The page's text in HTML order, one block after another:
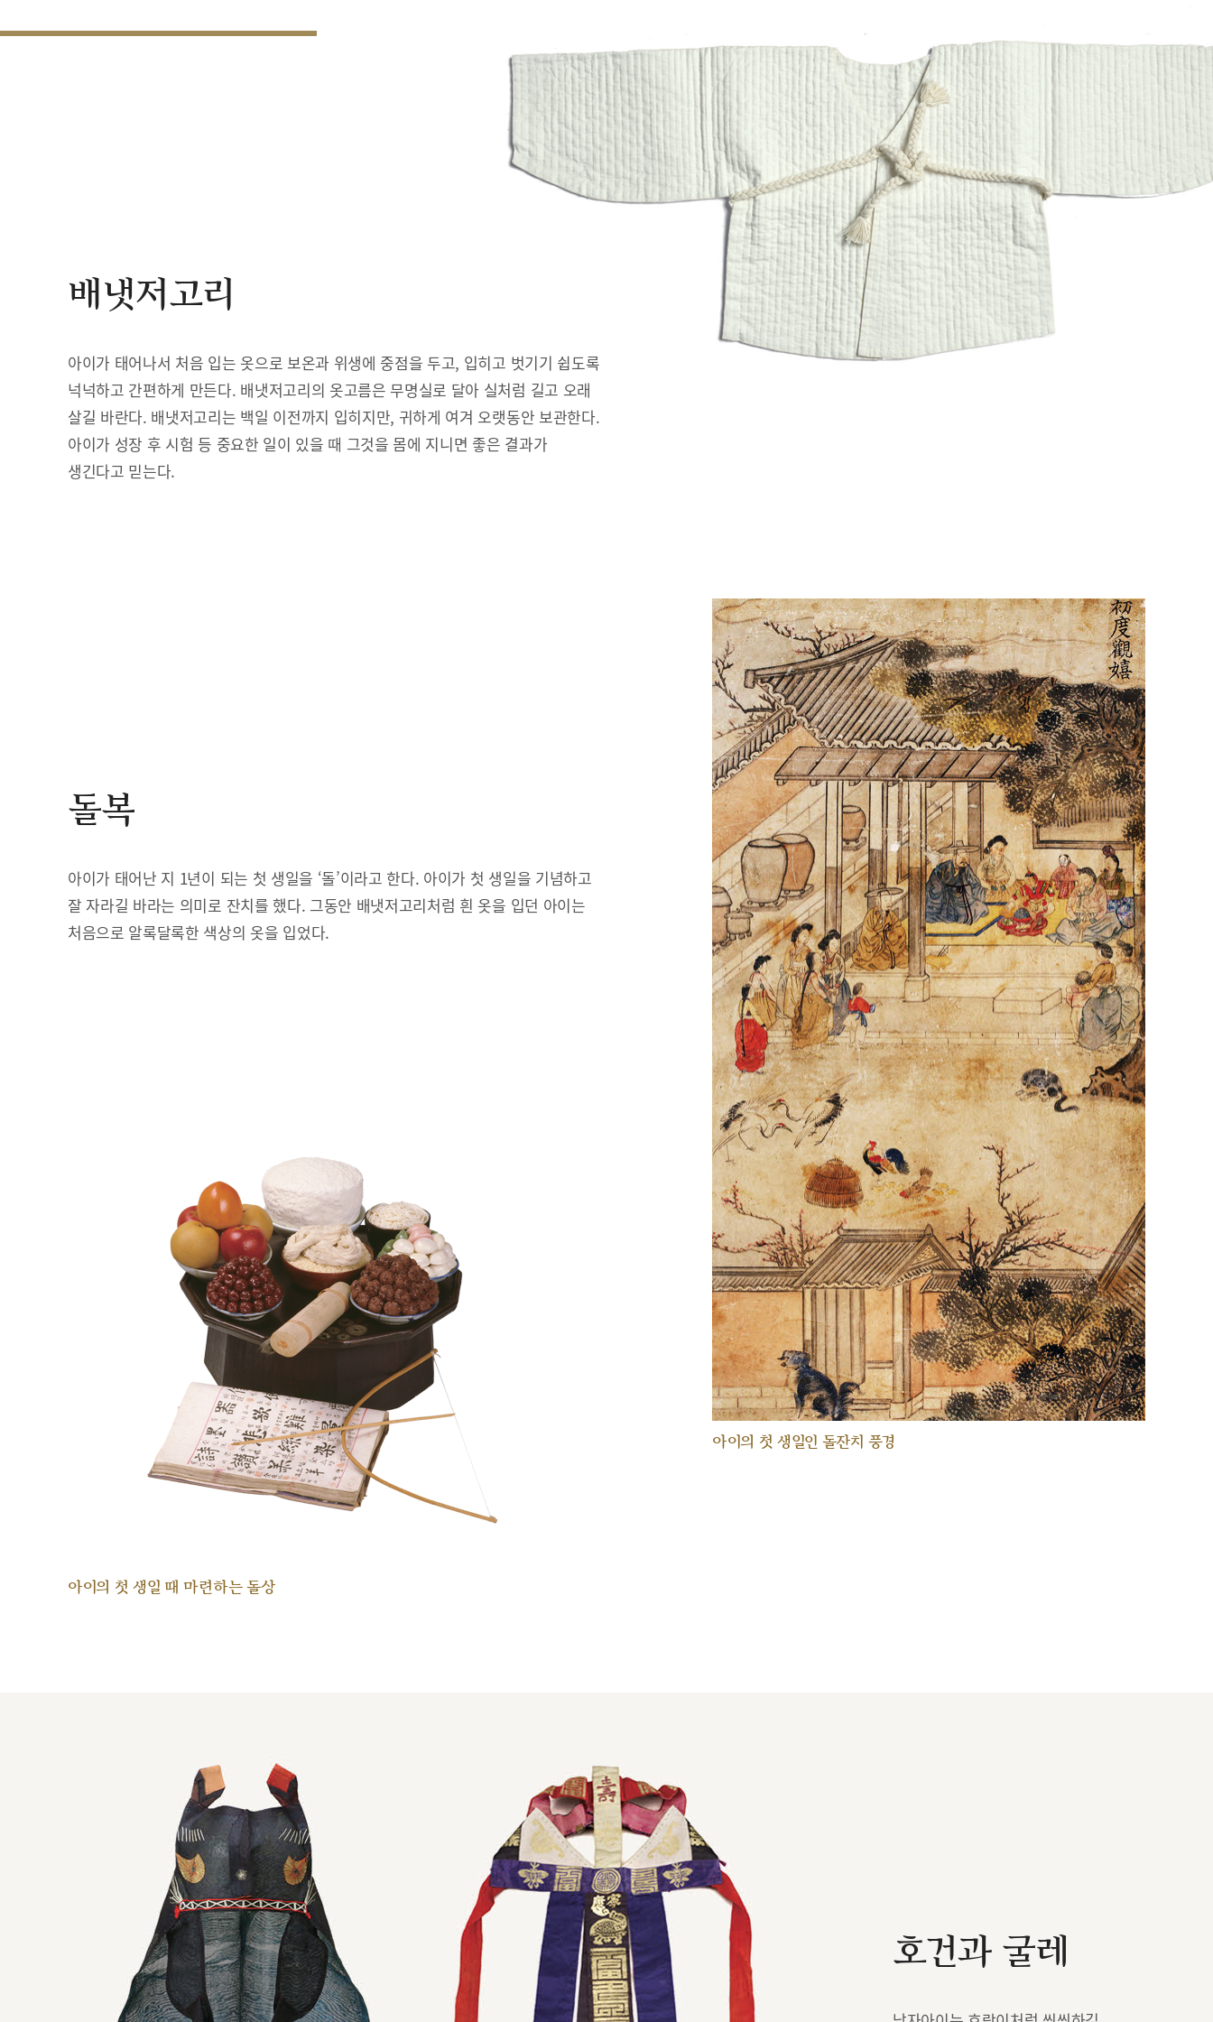
배냇저고리
아이가 태어나서 처음 입는 옷으로 보온과 위생에 중점을 두고, 입히고 벗기기 쉽도록
넉넉하고 간편하게 만든다. 배냇저고리의 옷고름은 무명실로 달아 실처럼 길고 오래
살길 바란다. 배냇저고리는 백일 이전까지 입히지만, 귀하게 여겨 오랫동안 보관한다.
아이가 성장 후 시험 등 중요한 일이 있을 때 그것을 몸에 지니면 좋은 결과가
생긴다고 믿는다.
아이의 첫 생일인 돌잔치 풍경
돌복
아이가 태어난 지 1년이 되는 첫 생일을 ‘돌’이라고 한다. 아이가 첫 생일을 기념하고
잘 자라길 바라는 의미로 잔치를 했다. 그동안 배냇저고리처럼 흰 옷을 입던 아이는
처음으로 알록달록한 색상의 옷을 입었다.
아이의 첫 생일 때 마련하는 돌상
호건과 굴레